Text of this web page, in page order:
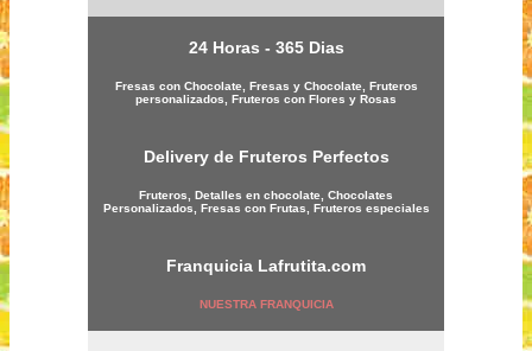
24 Horas - 365 Dias
Fresas con Chocolate, Fresas y Chocolate, Fruteros
personalizados, Fruteros con Flores y Rosas
Delivery de Fruteros Perfectos
Fruteros, Detalles en chocolate, Chocolates
Personalizados, Fresas con Frutas, Fruteros especiales
Franquicia Lafrutita.com
NUESTRA FRANQUICIA